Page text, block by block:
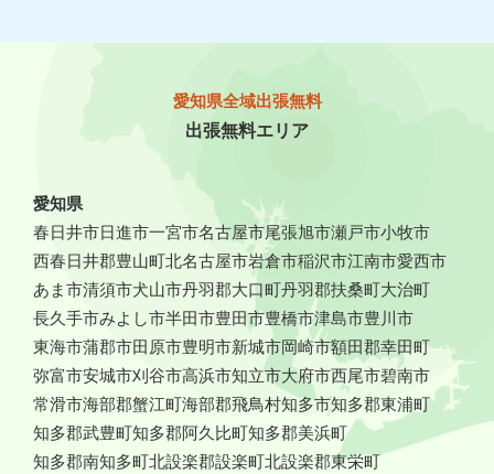
愛知県全域出張無料
出張無料エリア
愛知県
春日井市日進市一宮市名古屋市尾張旭市瀬戸市小牧市
西春日井郡豊山町北名古屋市岩倉市稲沢市江南市愛西市
あま市清須市犬山市丹羽郡大口町丹羽郡扶桑町大治町
長久手市みよし市半田市豊田市豊橋市津島市豊川市
東海市蒲郡市田原市豊明市新城市岡崎市額田郡幸田町
弥富市安城市刈谷市高浜市知立市大府市西尾市碧南市
常滑市海部郡蟹江町海部郡飛鳥村知多市知多郡東浦町
知多郡武豊町知多郡阿久比町知多郡美浜町
知多郡南知多町北設楽郡設楽町北設楽郡東栄町